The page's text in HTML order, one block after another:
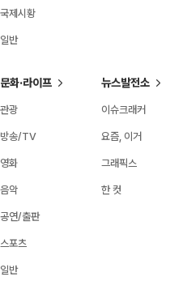
국제시황
일반
문화·라이프
관광
방송/TV
영화
음악
공연/출판
스포츠
일반
뉴스발전소
이슈크래커
요즘, 이거
그래픽스
한 컷